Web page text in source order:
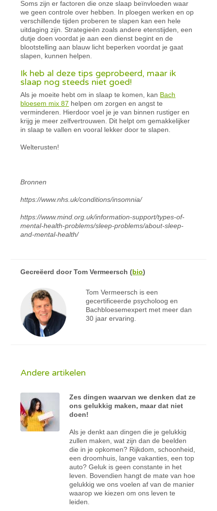
Soms zijn er factoren die onze slaap beïnvloeden waar
we geen controle over hebben. In ploegen werken en op
verschillende tijden proberen te slapen kan een hele
uitdaging zijn. Strategieën zoals andere etenstijden, een
dutje doen voordat je aan een dienst begint en de
blootstelling aan blauw licht beperken voordat je gaat
slapen, kunnen helpen.
Ik heb al deze tips geprobeerd, maar ik
slaap nog steeds niet goed!
Als je moeite hebt om in slaap te komen, kan Bach
bloesem mix 87 helpen om zorgen en angst te
verminderen. Hierdoor voel je je van binnen rustiger en
krijg je meer zelfvertrouwen. Dit helpt om gemakkelijker
in slaap te vallen en vooral lekker door te slapen.
Welterusten!
Bronnen
https://www.nhs.uk/conditions/insomnia/
https://www.mind.org.uk/information-support/types-of-
mental-health-problems/sleep-problems/about-sleep-
and-mental-health/
Gecreëerd doorTom Vermeersch (bio)
Tom Vermeersch is een
gecertificeerde psycholoog en
Bachbloesemexpert met meer dan
30 jaar ervaring.
Andere artikelen
Zes dingen waarvan we denken dat ze
ons gelukkig maken, maar dat niet
doen!
Als je denkt aan dingen die je gelukkig
zullen maken, wat zijn dan de beelden
die in je opkomen? Rijkdom, schoonheid,
een droomhuis, lange vakanties, een top
auto? Geluk is geen constante in het
leven. Bovendien hangt de mate van hoe
gelukkig we ons voelen af van de manier
waarop we kiezen om ons leven te
leiden.